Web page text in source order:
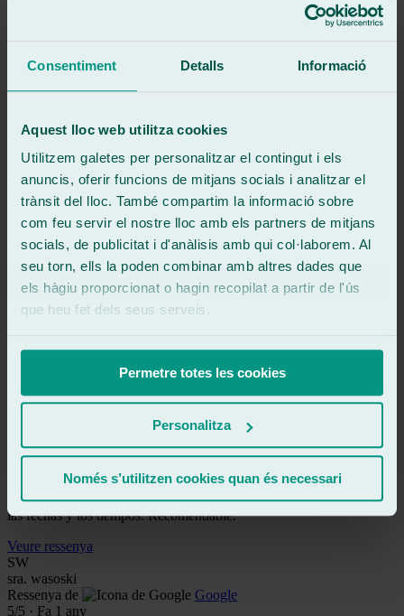
Consentiment Detalls Informació
Aquest lloc web utilitza cookies
Utilitzem galetes per personalitzar el contingut i els
anuncis, oferir funcions de mitjans socials i analitzar el
trànsit del lloc. També compartim la informació sobre
com feu servir el nostre lloc amb els partners de mitjans
socials, de publicitat i d'anàlisis amb qui col·laborem. Al
seu torn, ells la poden combinar amb altres dades que
els hàgiu proporcionat o hagin recopilat a partir de l'ús
que heu fet dels seus serveis.
Permetre totes les cookies
Personalitza
Només s’utilitzen cookies quan és necessari
Ressenya de
Google
/5· Fa 1 any
Veure ressenya
Atención súper personal, trato amable y un gran resultado. 100%
Veure ressenya
DG
daniel gafo fidalgo
Ressenya de
Google
/5· Fa 1 any
Trato y profesionalidad exquisitos !!
MM
/5· Fa 1 any
Patricia, muy cuidadoda en su trabajo y profesionalidad. Cumplen
las fechas y los tiempos. Recomendable.
Veure ressenya
SW
sra. wasoski
Ressenya de
Google
5/5 · Fa 1 any